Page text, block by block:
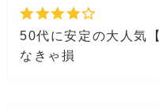
50代に安定の大人気
なきゃ損